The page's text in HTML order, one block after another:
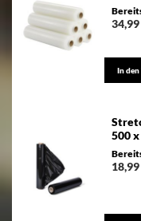
In
500